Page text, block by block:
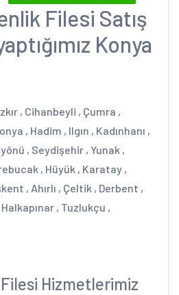
Filesi Satış
Konya
, Cihanbeyli , Çumra ,
, Hadim , Ilgın , Kadınhanı ,
, Seydişehir , Yunak ,
, Hüyük , Karatay ,
, Ahırlı , Çeltik , Derbent ,
, Tuzlukçu ,
Hizmetlerimiz